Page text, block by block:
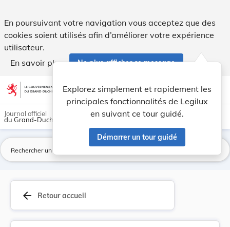
En poursuivant votre navigation vous acceptez que des
cookies soient utilisés afin d’améliorer votre expérience
utilisateur.
En savoir plus
Ne plus afficher ce message
Aller au contenu account_circle help Aide
Explorez simplement et rapidement les
principales fonctionnalités de Legilux
en suivant ce tour guidé.
Démarrer un tour guidé
light_mode dark_mode
Journal officiel
du Grand-Duché de Luxembourg
arrow_back Retour accueil